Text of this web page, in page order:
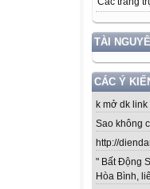
TÀI
CÁC Ý
k mở dk
Sao không
http://
" Bất Động
Hòa Bình,